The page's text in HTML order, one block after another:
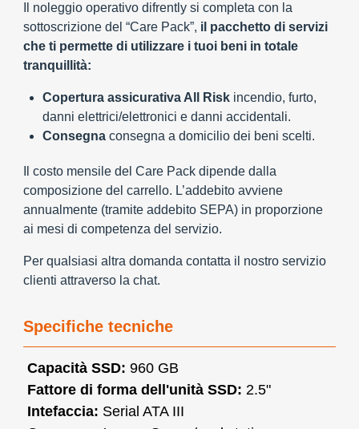
Il noleggio operativo difrently si completa con la
sottoscrizione del “Care Pack”, il pacchetto di servizi
che ti permette di utilizzare i tuoi beni in totale
tranquillità:
Copertura assicurativa All Risk incendio, furto,
danni elettrici/elettronici e danni accidentali.
Consegna consegna a domicilio dei beni scelti.
Il costo mensile del Care Pack dipende dalla
composizione del carrello. L’addebito avviene
annualmente (tramite addebito SEPA) in proporzione
ai mesi di competenza del servizio.
Per qualsiasi altra domanda contatta il nostro servizio
clienti attraverso la chat.
Specifiche tecniche
Capacità SSD: 960 GB
Fattore di forma dell'unità SSD: 2.5"
Intefaccia: Serial ATA III